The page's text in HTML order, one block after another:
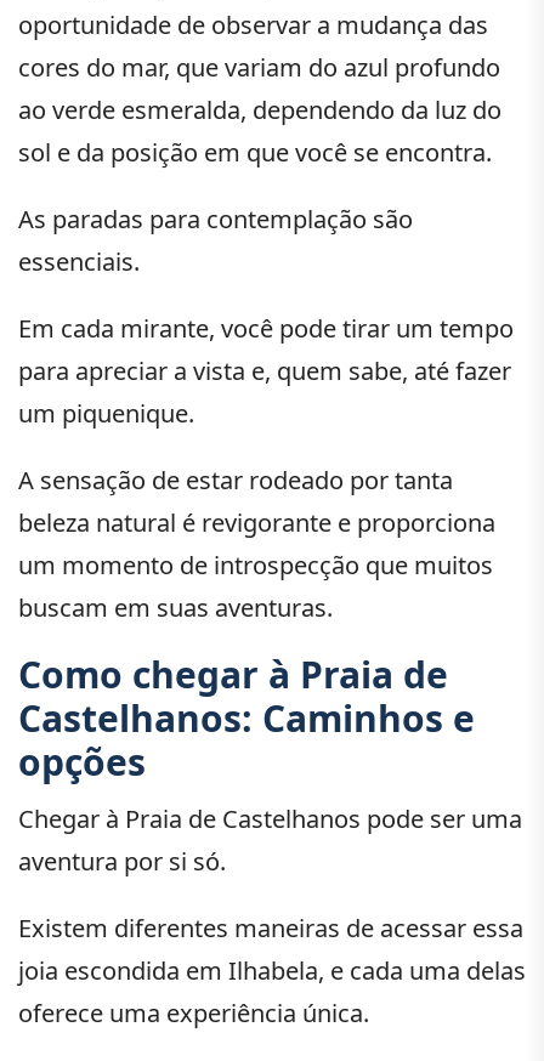
oportunidade de observar a mudança das
cores do mar, que variam do azul profundo
ao verde esmeralda, dependendo da luz do
sol e da posição em que você se encontra.
As paradas para contemplação são
essenciais.
Em cada mirante, você pode tirar um tempo
para apreciar a vista e, quem sabe, até fazer
um piquenique.
A sensação de estar rodeado por tanta
beleza natural é revigorante e proporciona
um momento de introspecção que muitos
buscam em suas aventuras.
Como chegar à Praia de
Castelhanos: Caminhos e
opções
Chegar à Praia de Castelhanos pode ser uma
aventura por si só.
Existem diferentes maneiras de acessar essa
joia escondida em Ilhabela, e cada uma delas
oferece uma experiência única.